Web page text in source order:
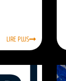
LIRE PLUS